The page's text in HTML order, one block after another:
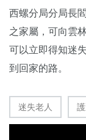
西螺分局分局長
之家屬，可向雲
可以立即得知迷
到回家的路。
迷失老人